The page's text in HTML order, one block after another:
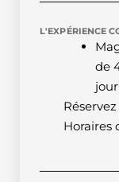
L'EXPÉRIENCE
de
Horaires